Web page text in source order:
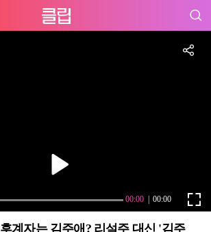
계자는 김주애? 리설주 대신 '김주